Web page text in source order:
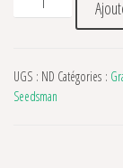
UGS : ND Catégories :
Seedsman